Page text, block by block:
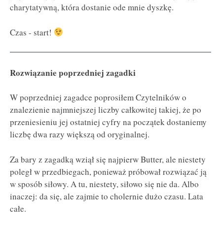
charytatywną, która dostanie ode mnie dyszkę.
Czas - start!
Rozwiązanie poprzedniej zagadki
W poprzedniej zagadce poprosiłem Czytelników o
znalezienie najmniejszej liczby całkowitej takiej, że po
przeniesieniu jej ostatniej cyfry na początek dostaniemy
liczbę dwa razy większą od oryginalnej.
Za bary z zagadką wziął się najpierw Butter, ale niestety
poległ w przedbiegach, ponieważ próbował rozwiązać ją
w sposób siłowy. A tu, niestety, siłowo się nie da. Albo
inaczej: da się, ale zajmie to cholernie dużo czasu. Lata
całe.